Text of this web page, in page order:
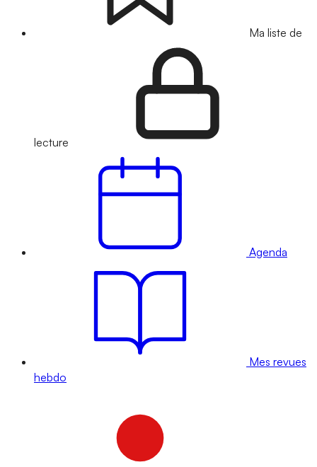
Ma liste de
lecture
Agenda
Mes revues
hebdo